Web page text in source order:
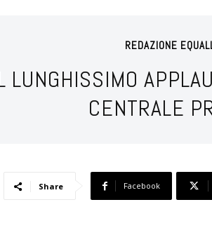
REDAZIONE
LUNGHISSIMO
CENTRALE
Share Facebook